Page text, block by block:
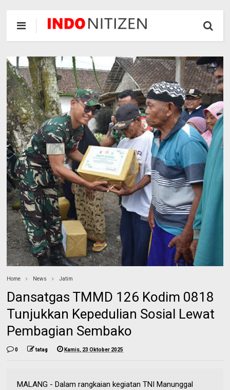
Home News Jatim
Dansatgas TMMD 126 Kodim 0818
Tunjukkan Kepedulian Sosial Lewat
Pembagian Sembako
0 tatag Kamis, 23 Oktober 2025
MALANG - Dalam rangkaian kegiatan TNI Manunggal